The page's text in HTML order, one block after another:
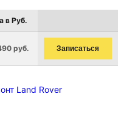
в Руб.
руб. Записаться
Land Rover